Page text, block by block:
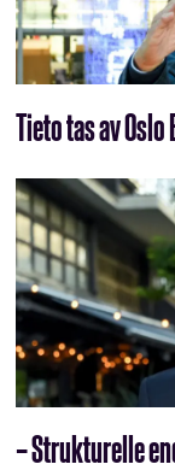
Tieto tas av
– Strukturelle